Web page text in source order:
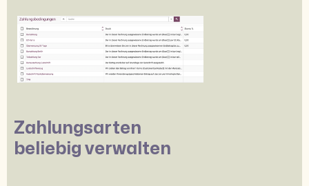
Zahlungsarten
beliebig verwalten